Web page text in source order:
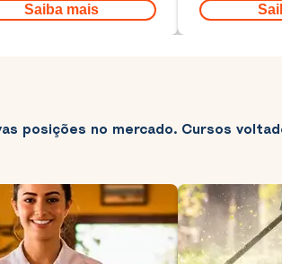
Saiba mais
posições no mercado. Cursos